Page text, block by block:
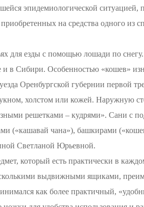
эпидемиологической
на средства одного из
для езды с помощью лошади по
в Сибири. Особенностью «кошев»
Оренбургской губернии первой
холстом или кожей. Наружную
решетками – кудрями». Сани с
(«кашавай чана»), башкирами
Светланой Юрьевной.
который есть практически в
выдвижными ящиками,
как более практичный,